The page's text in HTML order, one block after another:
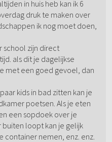
in huis heb kan ik 6
druk te maken over
ik nog moet doen,
school zijn direct
als dit je dagelijkse
met een goed gevoel, dan
kids in bad zitten kan je
poetsen. Als je eten
een sopdoek over je
buiten loopt kan je gelijk
container nemen, enz. enz.